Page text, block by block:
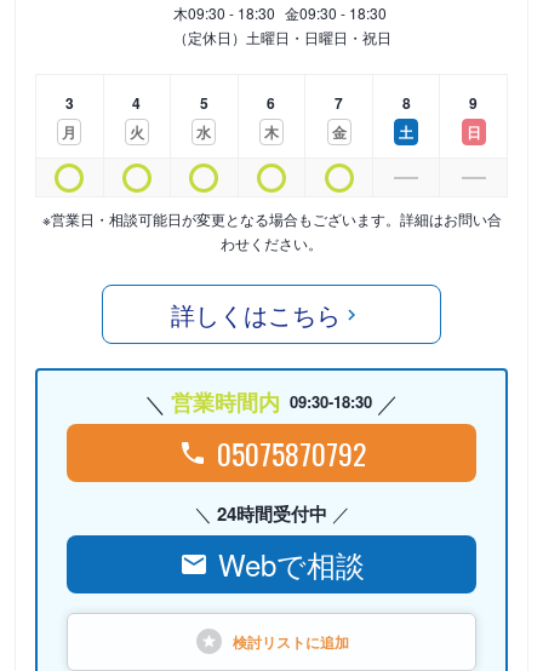
木09:30 - 18:30 金09:30 - 18:30
（定休日）土曜日・日曜日・祝日
3
月
4
火
5
水
6
木
7
金
8
土
9
日
※営業日・相談可能日が変更となる場合もございます。詳細はお問い合
わせください。
詳しくはこちら
営業時間内 09:30-18:30
05075870792
24時間受付中
Webで相談
検討リストに追加